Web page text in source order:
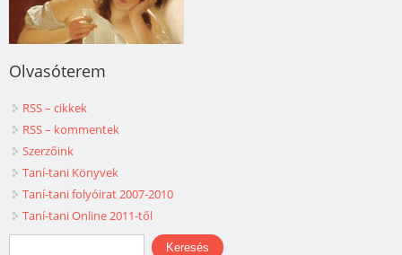
Olvasóterem
RSS – cikkek
RSS – kommentek
Szerzőink
Taní-tani Könyvek
Taní-tani folyóirat 2007-2010
Taní-tani Online 2011-től
Keresés űrlap
Keresés